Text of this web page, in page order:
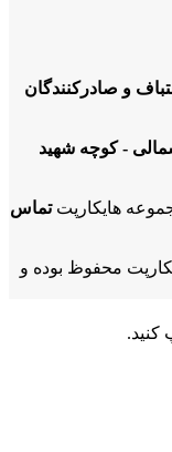
و صادرکنندگان
- کوچه شهید
هایکارپتتماس
محفوظ بوده و
کنید.